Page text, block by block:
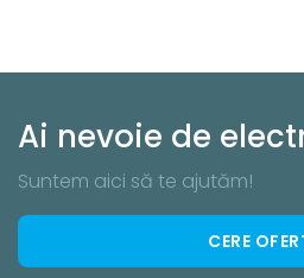
Ai nevoie de
Suntem aici să te ajutăm!
CERE